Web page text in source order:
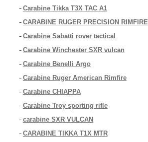
- Carabine Tikka T3X TAC A1
- CARABINE RUGER PRECISION RIMFIRE
- Carabine Sabatti rover tactical
- Carabine Winchester SXR vulcan
- Carabine Benelli Argo
- Carabine Ruger American Rimfire
- Carabine CHIAPPA
- Carabine Troy sporting rifle
- carabine SXR VULCAN
- CARABINE TIKKA T1X MTR